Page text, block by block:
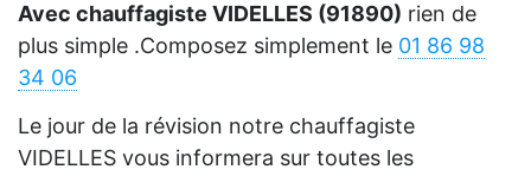
Avec chauffagiste VIDELLES (91890) rien de
plus simple .Composez simplement le 01 86 98
34 06
Le jour de la révision notre chauffagiste
VIDELLES vous informera sur toutes les